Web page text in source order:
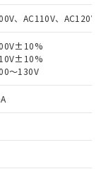
、AC110V、AC120V
～130V
質）の
商品で
の非含
のある